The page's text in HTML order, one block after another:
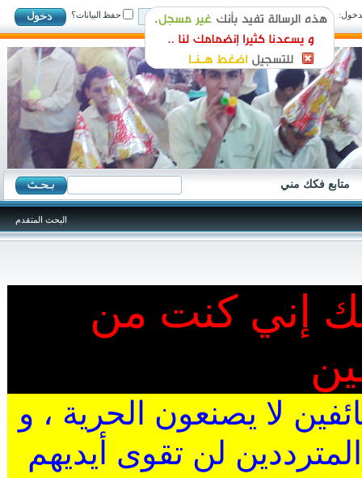
حفظ البيانات؟
متابع فكك مني
البحث المتقدم
إني كنت من
لا يصنعون الحرية ، و
لن تقوى أيديهم